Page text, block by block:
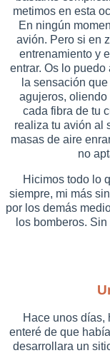
metimos en esta
En ningún
avión. Pero si en
entrenamiento y
entrar. Os lo
la sensación
agujeros,
cada fibra de tu
realiza tu avión al
masas de aire
no
Hicimos todo lo
siempre, mi más
por los demás
los bomberos.
Hace unos días,
enteré de que
desarrollara un